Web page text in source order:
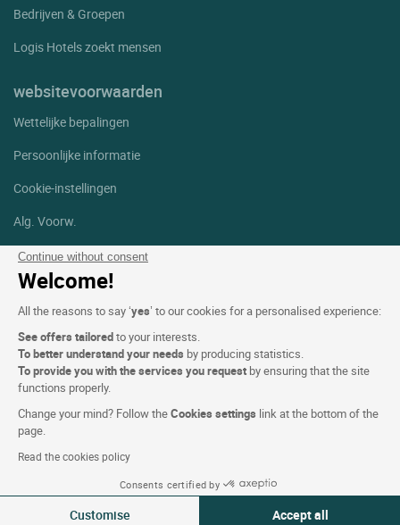
Continue without consent
Welcome!
All the reasons to say ‘yes’ to our cookies for a personalised experience:
See offers tailoredto your interests.
To better understand your needs by producing statistics.
To provide you with the services you request by ensuring that the site
functions properly.
Change your mind? Follow theCookies settings link at the bottom of the
page.
Read the cookies policy
Consents certified by
Customise Accept all
Bedrijven & Groepen
Logis Hotels zoekt mensen
websitevoorwaarden
Wettelijke bepalingen
Persoonlijke informatie
Cookie-instellingen
Alg. Voorw.
Help
Sitemap
Foto's
Volg ons
Facebook
Instagram
Linkedin